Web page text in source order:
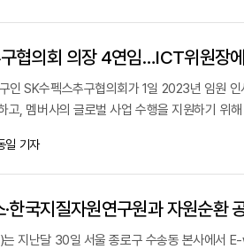
협의회 의장 4연임…ICT위원장
인 SK수펙스추구협의회가 1일 2023년 임원
고, 멤버사의 글로벌 사업 수행을 지원하기 위해
일 기자
한국지질자원연구원과 자원순환
지난달 30일 서울 종로구 수송동 본사에서